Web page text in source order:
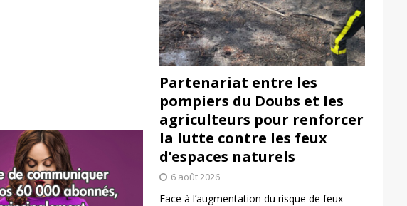
Partenariat entre les
pompiers du Doubs et les
agriculteurs pour renforcer
la lutte contre les feux
d’espaces naturels
6 août 2026
Face à l’augmentation du risque de feux